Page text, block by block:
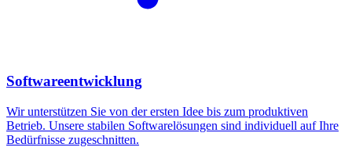
Softwareentwicklung
Wir unterstützen Sie von der ersten Idee bis zum produktiven
Betrieb. Unsere stabilen Softwarelösungen sind individuell auf Ihre
Bedürfnisse zugeschnitten.